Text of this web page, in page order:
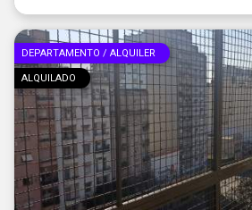
DEPARTAMENTO / ALQUILER
ALQUILADO